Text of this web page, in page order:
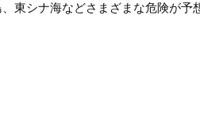
東シナ海などさまざまな危険が予